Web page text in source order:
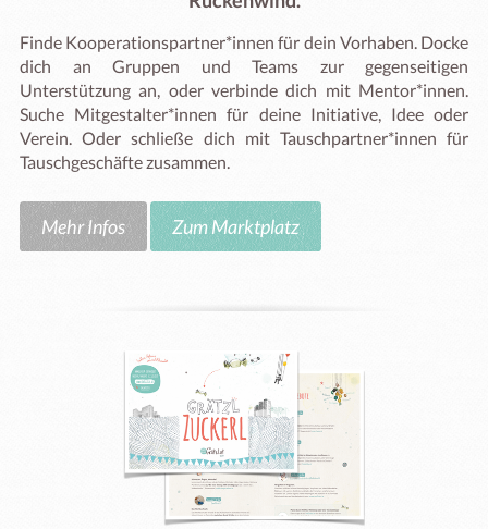
Finde Kooperationspartner*innen für dein Vorhaben. Docke
dich an Gruppen und Teams zur gegenseitigen
Unterstützung an, oder verbinde dich mit Mentor*innen.
Suche Mitgestalter*innen für deine Initiative, Idee oder
Verein. Oder schließe dich mit Tauschpartner*innen für
Tauschgeschäfte zusammen.
Mehr Infos Zum Marktplatz